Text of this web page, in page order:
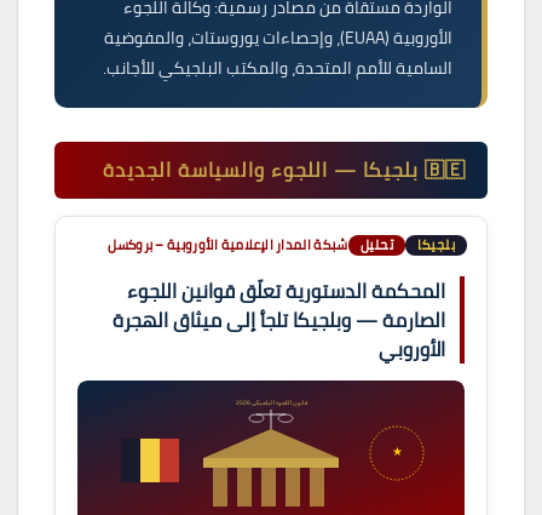
الواردة مستقاة من مصادر رسمية: وكالة اللجوء
الأوروبية (EUAA)، وإحصاءات يوروستات، والمفوضية
السامية للأمم المتحدة، والمكتب البلجيكي للأجانب.
🇧🇪 بلجيكا — اللجوء والسياسة الجديدة
بلجيكا تحليل شبكة المدار الإعلامية الأوروبية – بروكسل
المحكمة الدستورية تعلّق قوانين اللجوء
الصارمة — وبلجيكا تلجأ إلى ميثاق الهجرة
الأوروبي
★
قانون اللجوء البلجيكي 2026